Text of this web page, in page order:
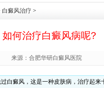
白癜风治疗 >
如何治疗白癜风病呢?
来源：合肥华研白癜风医院
白癜风，这是一种皮肤病，治疗起